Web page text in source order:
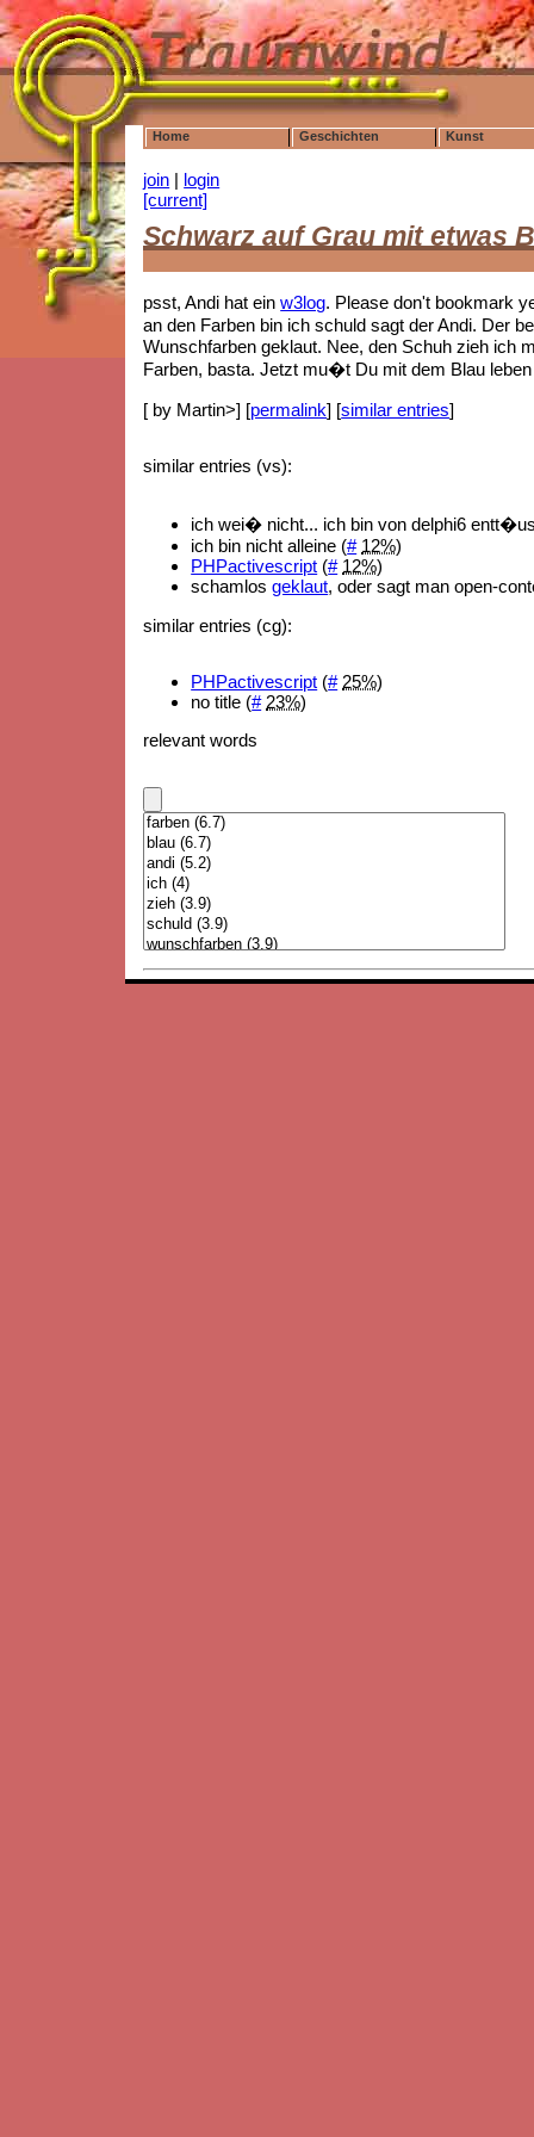
Home Geschichten Kunst
join | login
[current]
Schwarz auf Grau mit etwas
psst, Andi hat einw3log. Please don't bookmark
an den Farben bin ich schuld sagt der Andi. Der
Wunschfarben geklaut. Nee, den Schuh zieh ich
Farben, basta. Jetzt mu�t Du mit dem Blau
[ by Martin>] [permalink] [similar entries]
similar entries (vs):
ich wei� nicht... ich bin von delphi6
ich bin nicht alleine (# 12%)
PHPactivescript (# 12%)
schamlosgeklaut, oder sagt man open-
similar entries (cg):
PHPactivescript (# 25%)
no title (# 23%)
relevant words